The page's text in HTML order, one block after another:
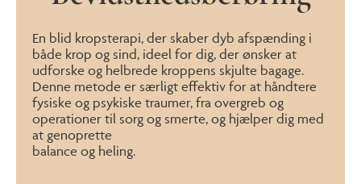
En blid kropsterapi, der skaber dyb afspænding i
både krop og sind, ideel for dig, der ønsker at
udforske og helbrede kroppens skjulte bagage.
Denne metode er særligt effektiv for at håndtere
fysiske og psykiske traumer, fra overgreb og
operationer til sorg og smerte, og hjælper dig med
at genoprette
balance og heling.